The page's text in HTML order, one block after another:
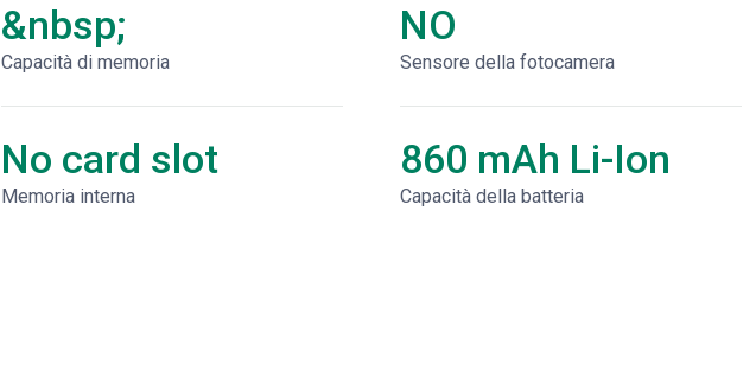
&nbsp;
Capacità di memoria
No card slot
Memoria interna
NO
Sensore della fotocamera
860 mAh Li-Ion
Capacità della batteria